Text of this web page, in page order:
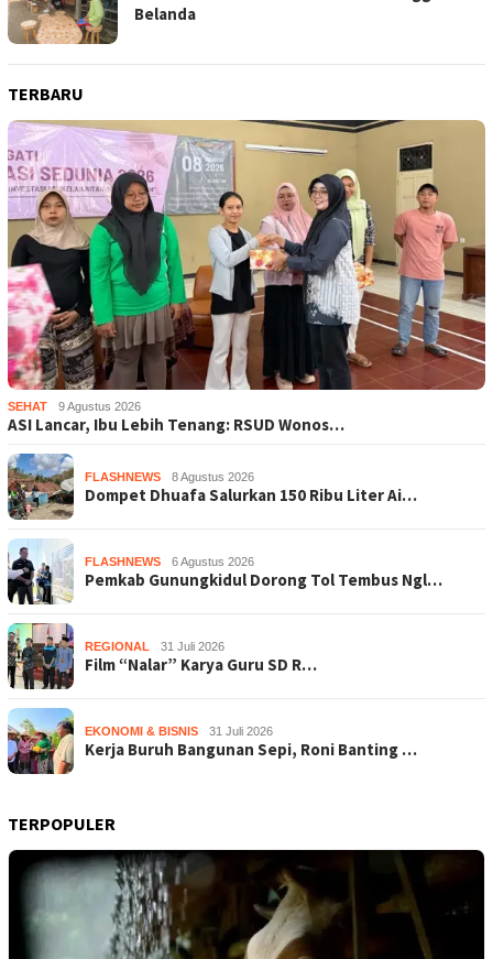
Belanda
TERBARU
SEHAT 9 Agustus 2026
ASI Lancar, Ibu Lebih Tenang: RSUD Wonos…
FLASHNEWS 8 Agustus 2026
Dompet Dhuafa Salurkan 150 Ribu Liter Ai…
FLASHNEWS 6 Agustus 2026
Pemkab Gunungkidul Dorong Tol Tembus Ngl…
REGIONAL 31 Juli 2026
Film “Nalar” Karya Guru SD R…
EKONOMI & BISNIS 31 Juli 2026
Kerja Buruh Bangunan Sepi, Roni Banting …
TERPOPULER